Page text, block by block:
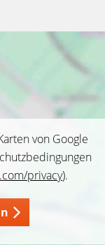
von Google
privacy).